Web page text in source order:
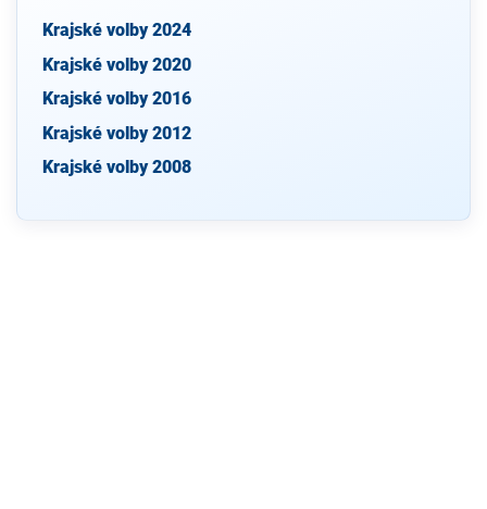
Krajské volby 2024
Krajské volby 2020
Krajské volby 2016
Krajské volby 2012
Krajské volby 2008